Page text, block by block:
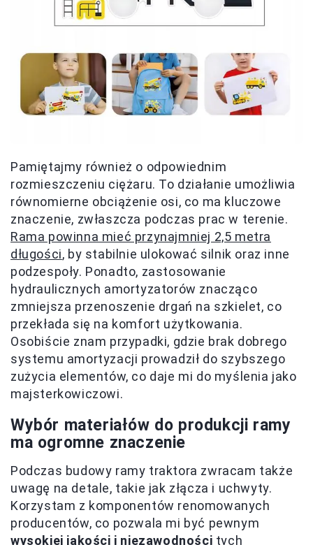
Pamiętajmy również o odpowiednim
rozmieszczeniu ciężaru. To działanie umożliwia
równomierne obciążenie osi, co ma kluczowe
znaczenie, zwłaszcza podczas prac w terenie.
Rama powinna mieć przynajmniej 2,5 metra
długości, by stabilnie ulokować silnik oraz inne
podzespoły. Ponadto, zastosowanie
hydraulicznych amortyzatorów znacząco
zmniejsza przenoszenie drgań na szkielet, co
przekłada się na komfort użytkowania.
Osobiście znam przypadki, gdzie brak dobrego
systemu amortyzacji prowadził do szybszego
zużycia elementów, co daje mi do myślenia jako
majsterkowiczowi.
Wybór materiałów do produkcji ramy
ma ogromne znaczenie
Podczas budowy ramy traktora zwracam także
uwagę na detale, takie jak złącza i uchwyty.
Korzystam z komponentów renomowanych
producentów, co pozwala mi być pewnym
wysokiej jakości i niezawodności tych